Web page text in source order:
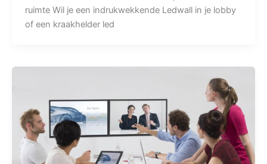
ruimte Wil je een indrukwekkende Ledwall in je lobby
of een kraakhelder led